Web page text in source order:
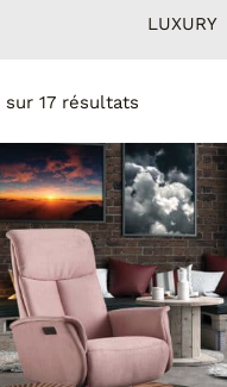
LUXURY
sur 17 résultats